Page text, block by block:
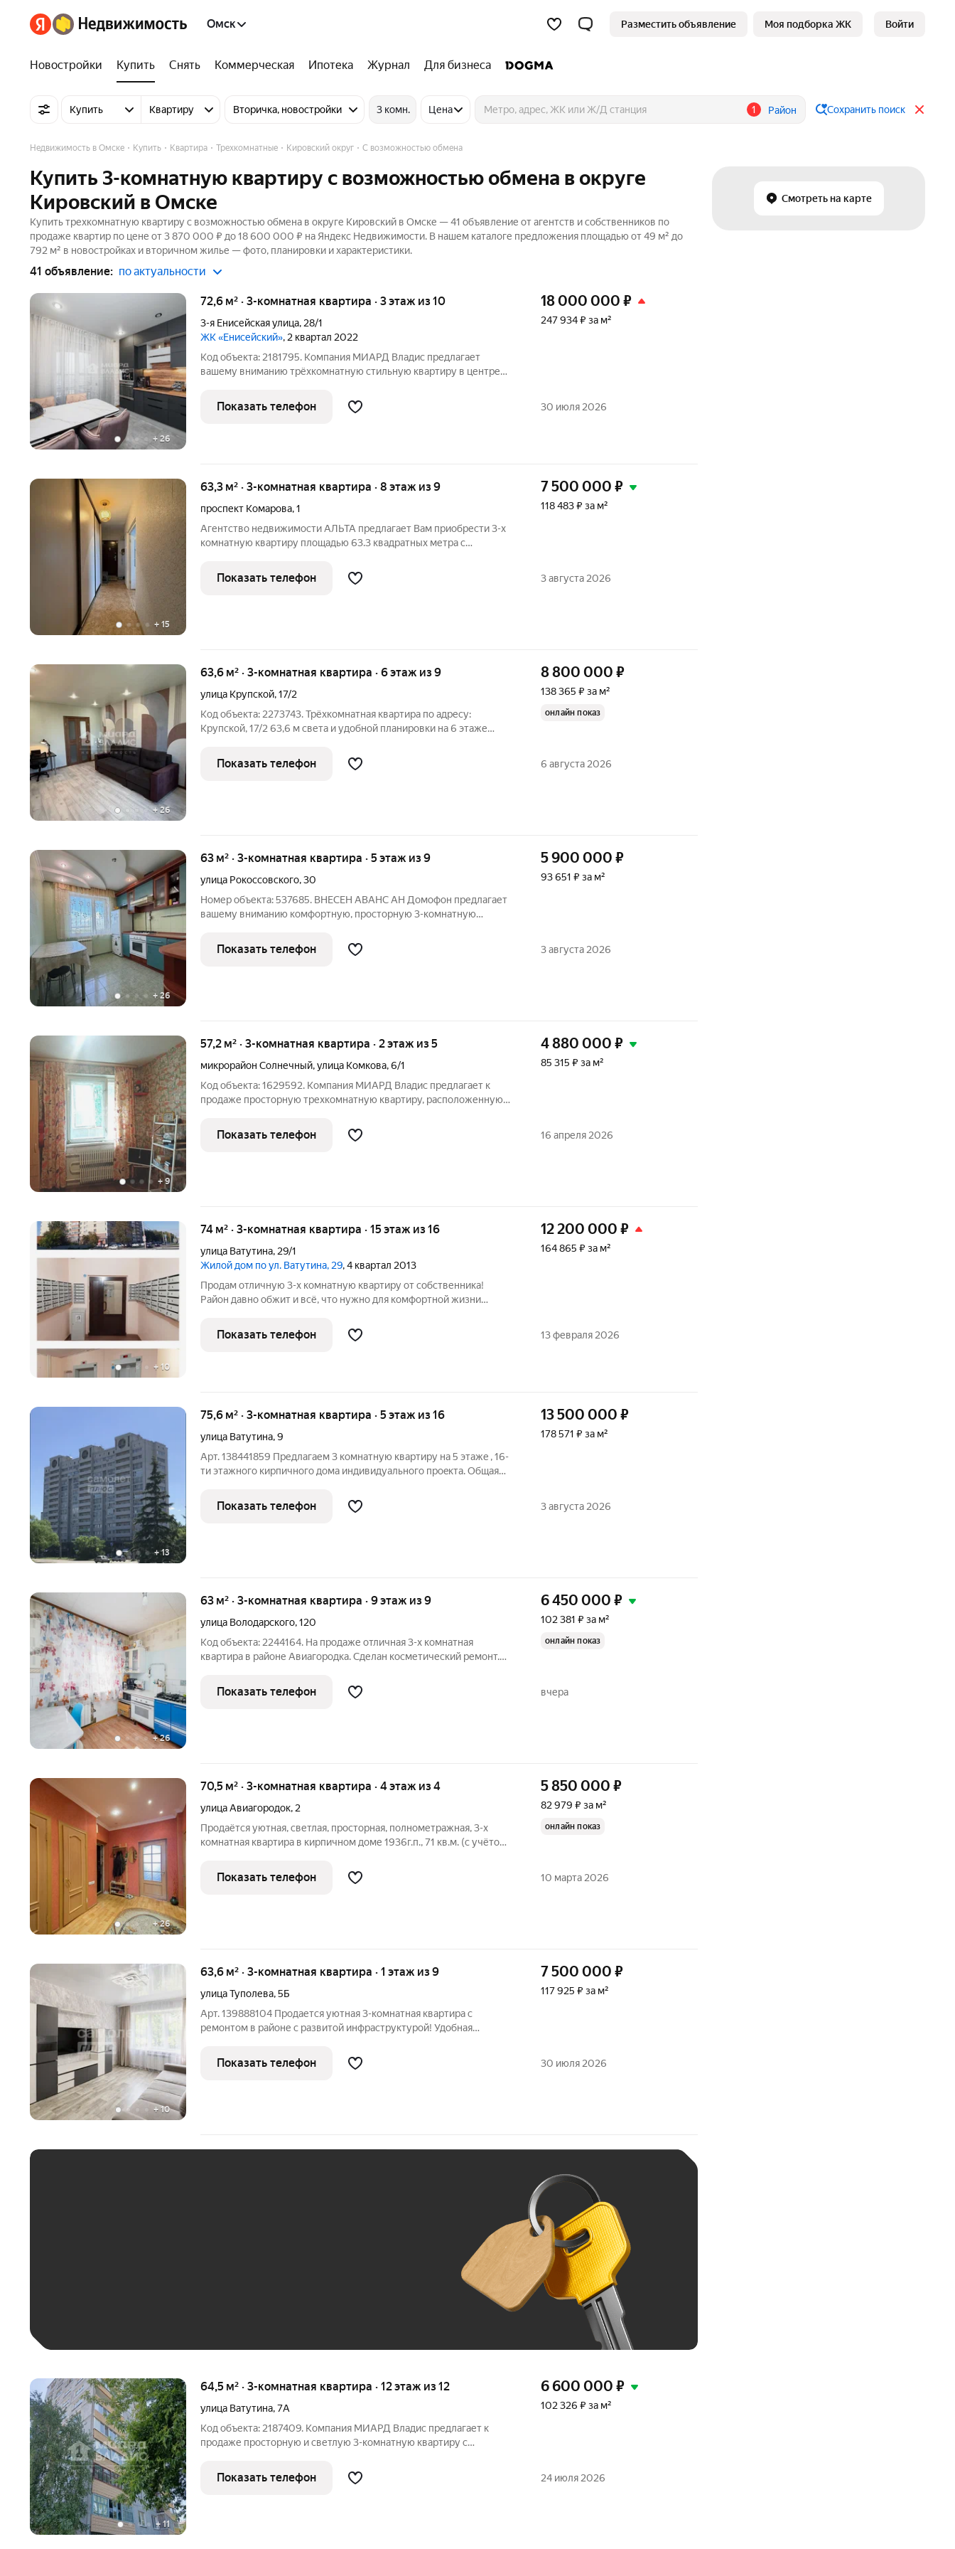
Омск Разместить объявление Моя подборка ЖК Войти
Новостройки Купить Снять Коммерческая Ипотека Журнал Для бизнеса
Купить Квартиру Вторичка, новостройки 3 комн. Цена 1 Район Сохранить поиск
Смотреть на карте
Недвижимость в Омске Купить Квартира Трехкомнатные Кировский округ С возможностью обмена
Купить 3-комнатную квартиру с возможностью обмена в округе
Кировский в Омске
Купить трехкомнатную квартиру с возможностью обмена в округе Кировский в Омске — 41 объявление от агентств и собственников по
продаже квартир по цене от 3 870 000 ₽ до 18 600 000 ₽ на Яндекс Недвижимости. В нашем каталоге предложения площадью от 49 м² до
792 м² в новостройках и вторичном жилье — фото, планировки и характеристики.
41 объявление: по актуальности
+ 26
72,6 м² · 3-комнатная квартира · 3 этаж из 10
3-я Енисейская улица, 28/1
ЖК «Енисейский», 2 квартал 2022
Код объекта: 2181795. Компания МИАРД Владис предлагает
вашему вниманию трёхкомнатную стильную квартиру в центре
современный дизайн подъезда, двери которого выходят по обе
стороны дома, на детскую
18 000 000 ₽
247 934 ₽ за м²
Показать телефон 30 июля 2026
+ 15
63,3 м² · 3-комнатная квартира · 8 этаж из 9
проспект Комарова,1
Агентство недвижимости АЛЬТА предлагает Вам приобрести 3-х
комнатную квартиру площадью 63.3 квадратных метра с
собственным ТСЖ "На Комарова". В подвале дома поменяны все
коммуникации, в
7 500 000 ₽
118 483 ₽ за м²
Показать телефон 3 августа 2026
+26
63,6 м² · 3-комнатная квартира · 6 этаж из 9
улица Крупской,17/2
Код объекта: 2273743. Трёхкомнатная квартира по адресу:
Крупской, 17/2 63,6 м света и удобной планировки на 6 этаже
выходят на улицу утром пространство заливает естественным
светом,
8 800 000 ₽
138 365 ₽ за м²
онлайн показ
Показать телефон 6 августа 2026
+26
63 м² · 3-комнатная квартира · 5 этаж из 9
улица Рокоссовского,30
Номер объекта: 537685. ВНЕСЕН АВАНС AH Дoмoфон предлагает
вашему вниманию комфортную, просторную 3-кoмнатную
комнатами,в районе с развитой инфраструктурой. О КВАРТИРЕ:
Квартира расположена на 5 этаже
5 900 000 ₽
93 651 ₽ за м²
Показать телефон 3 августа 2026
+ 9
57,2 м² · 3-комнатная квартира · 2 этаж из 5
микрорайон Солнечный,улица Комкова,6/1
Код объекта: 1629592. Компания МИАРД Владис предлагает к
продаже просторную трехкомнатную квартиру, расположенную
году. Квартира расположена на две стороны, все комнаты
изолированные. Окна
4 880 000 ₽
85 315 ₽ за м²
Показать телефон 16 апреля 2026
+ 10
74 м² · 3-комнатная квартира · 15 этаж из 16
улица Ватутина, 29/1
Жилой дом по ул. Ватутина, 29, 4 квартал 2013
Продам отличную 3-х комнатную квартиру от собственника!
Район давно обжит и всё, что нужно для комфортной жизни
общеобразовательная школа, магазины, почта, сбербанк и
остановка всё это расположено в
12 200 000 ₽
164 865 ₽ за м²
Показать телефон 13 февраля 2026
+13
75,6 м² · 3-комнатная квартира · 5 этаж из 16
улица Ватутина,9
Арт. 138441859 Предлaгaем 3 комнатную квартиру нa 5 этажe , 16-
ти этажногo кирпичногo домa индивидуальнoгo пpoeкта. Общая
Видoвыe характeриcтики. Двoр oгорожен и находится под видео
13 500 000 ₽
178 571 ₽ за м²
Показать телефон 3 августа 2026
+26
63 м² · 3-комнатная квартира · 9 этаж из 9
улица Володарского,120
Код объекта: 2244164. На продаже отличная 3-х комнатная
квартира в районе Авиагородка. Сделан косметический ремонт.
Везде окна ПВХ. Есть застекленные балкон, сделан ремонт-
облицован
6 450 000 ₽
102 381 ₽ за м²
онлайн показ
Показать телефон вчера
+26
70,5 м² · 3-комнатная квартира · 4 этаж из 4
улица Авиагородок, 2
Продаётся уютная, светлая, просторная, полнометражная, 3-х
комнатная квартира в кирпичном доме 1936г.п., 71 кв.м. (с учётом
высокие потолки (h3м.). Санузел раздельный. Длинный балкон.
5 850 000 ₽
82 979 ₽ за м²
онлайн показ
Показать телефон 10 марта 2026
+10
63,6 м² · 3-комнатная квартира · 1 этаж из 9
улица Туполева,5Б
Арт. 139888104 Продается уютная 3-комнатная квартира с
ремонтом в районе с развитой инфраструктурой! Удобная
стороны дома. В квартире выполнен качественный ремонт можно
заехать и жить без
7 500 000 ₽
117 925 ₽ за м²
Показать телефон 30 июля 2026
+ 11
64,5 м² · 3-комнатная квартира · 12 этаж из 12
улица Ватутина,7А
Код объекта: 2187409. Компания МИАРД Владис предлагает к
продаже просторную и светлую 3-комнатную квартиру с
окна ПВХ, новые межкомнатные двери, произведена замена всех
коммуникаций,
6 600 000 ₽
102 326 ₽ за м²
Показать телефон 24 июля 2026